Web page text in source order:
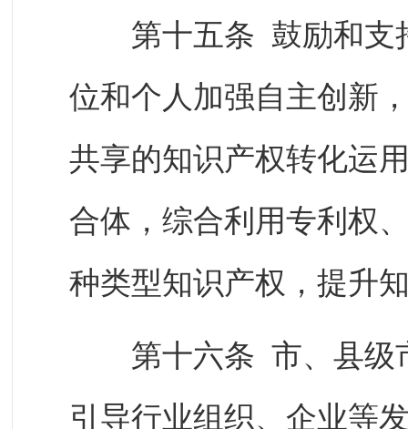
第十五条 鼓励和支
位和个人加强自主创新
共享的知识产权转化运
合体，综合利用专利权
种类型知识产权，提升
第十六条 市、县级
引导行业组织、企业等